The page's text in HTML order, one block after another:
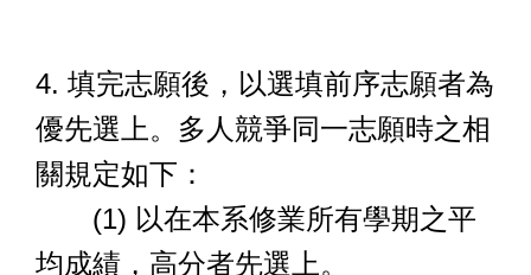
4. 填完志願後，以選填前序志願者為
優先選上。多人競爭同一志願時之相
關規定如下：
(1) 以在本系修業所有學期之平
均成績，高分者先選上。